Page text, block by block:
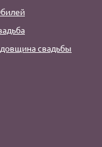
свадьбы